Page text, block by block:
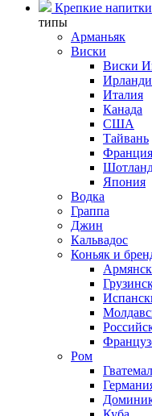
Крепкие напитки
типы
Арманьяк
Виски
Виски
Италия
Канада
США
Тайвань
Франция
Япония
Водка
Граппа
Джин
Кальвадос
Коньяк и
Ром